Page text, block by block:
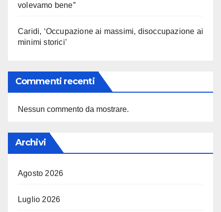
volevamo bene”
Caridi, ‘Occupazione ai massimi, disoccupazione ai
minimi storici’
Commenti recenti
Nessun commento da mostrare.
Archivi
Agosto 2026
Luglio 2026